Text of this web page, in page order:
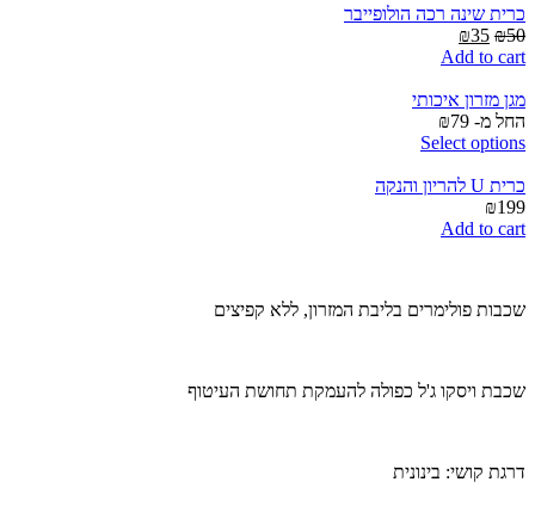
₪500.
₪360.
כרית שינה רכה הולופייבר
₪50
Original
price
₪50.
₪35
price
₪35.
Add to cart
מגן מזרון איכותי
החל מ-
₪79
Select options
כרית U להריון והנקה
₪199
Add to cart
שכבות פולימרים בליבת המזרון, ללא קפיצים
שכבת ויסקו ג'ל כפולה להעמקת תחושת העיטוף
דרגת קושי: בינונית